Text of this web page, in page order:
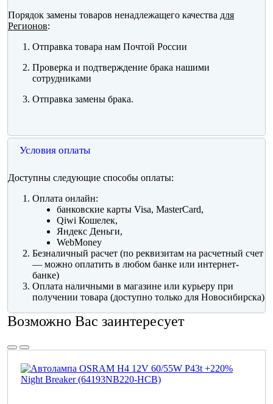
Порядок замены товаров ненадлежащего качества для
Регионов:
Отправка товара нам Почтой России
Проверка и подтверждение брака нашими
сотрудниками
Отправка замены брака.
Условия оплаты
Доступны следующие способы оплаты:
Оплата онлайн:
банковские карты Visa, MasterCard,
Qiwi Кошелек,
Яндекс Деньги,
WebMoney
Безналичный расчет (по реквизитам на расчетный счет
— можно оплатить в любом банке или интернет-
банке)
Оплата наличными в магазине или курьеру при
получении товара (доступно только для Новосибирска)
Возможно Вас заинтересует